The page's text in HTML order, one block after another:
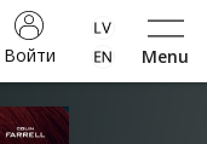
Menu
Войти